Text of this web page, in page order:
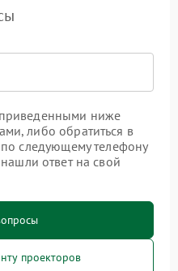
ниже
либо обратиться в
следующему телефону
ответ на свой
проекторов